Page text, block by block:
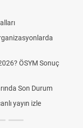
Sonuç
Durum
izle